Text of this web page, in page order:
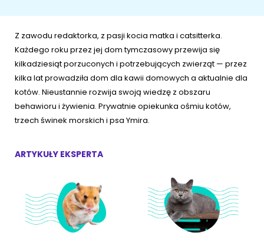
Porady żywieniowe
Przysmaki i suplementy
SZKOLENIE PSÓW
Zachowanie
Zrozumieć psa
Życie z psem
Porady żywieniowe
Przysmaki i suplementy
MAM KOTA
Życie z kotem
Szkolenie
RYBKI AKWARIOWE
OPIEKA DZIENNA
Znajdź petsittera
Z zawodu redaktorka, z pasji kocia matka i catsitterka.
Każdego roku przez jej dom tymczasowy przewija się
kilkadziesiąt porzuconych i potrzebujących zwierząt — przez
kilka lat prowadziła dom dla kawii domowych a aktualnie dla
kotów. Nieustannie rozwija swoją wiedzę z obszaru
behawioru i żywienia. Prywatnie opiekunka ośmiu kotów,
trzech świnek morskich i psa Ymira.
ARTYKUŁY EKSPERTA